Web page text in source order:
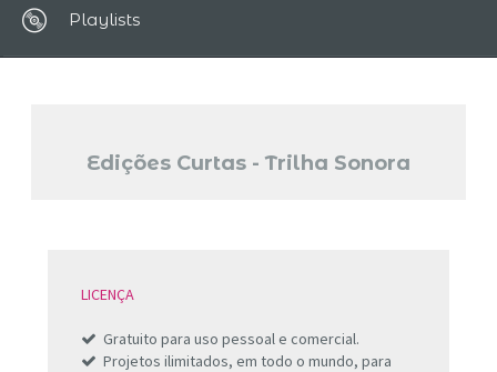
Vocal
Playlists
Edições Curtas - Trilha Sonora
LICENÇA
Gratuito para uso pessoal e comercial.
Projetos ilimitados, em todo o mundo, para